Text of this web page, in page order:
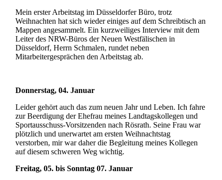
Mein erster Arbeitstag im Düsseldorfer Büro, trotz
Weihnachten hat sich wieder einiges auf dem Schreibtisch an
Mappen angesammelt. Ein kurzweiliges Interview mit dem
Leiter des NRW-Büros der Neuen Westfälischen in
Düsseldorf, Herrn Schmalen, rundet neben
Mitarbeitergesprächen den Arbeitstag ab.
Donnerstag, 04. Januar
Leider gehört auch das zum neuen Jahr und Leben. Ich fahre
zur Beerdigung der Ehefrau meines Landtagskollegen und
Sportausschuss-Vorsitzenden nach Rösrath. Seine Frau war
plötzlich und unerwartet am ersten Weihnachtstag
verstorben, mir war daher die Begleitung meines Kollegen
auf diesem schweren Weg wichtig.
Freitag, 05. bis Sonntag 07. Januar